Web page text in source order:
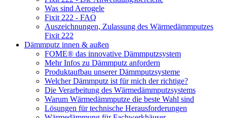
Was sind Aerogele
Fixit 222 - FAQ
Auszeichnungen, Zulassung des Wärmedämmputzes
Fixit 222
Dämmputz innen & außen
FOME® das innovative Dämmputzsystem
Mehr Infos zu Dämmputz anfordern
Produktaufbau unserer Dämmputzsysteme
Welcher Dämmputz ist für mich der richtige?
Die Verarbeitung des Wärmedämmputzsystems
Warum Wärmedämmputze die beste Wahl sind
Lösungen für technische Herausforderungen